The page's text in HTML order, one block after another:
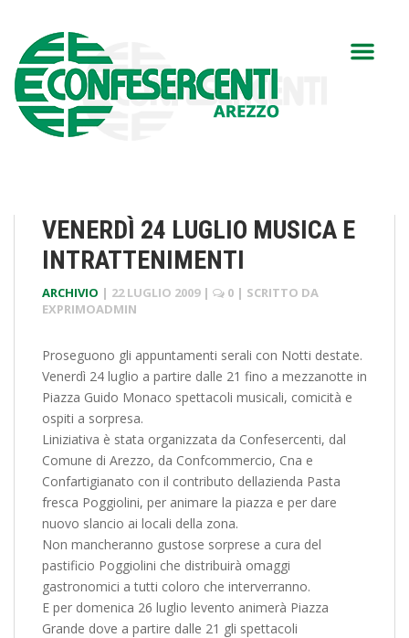
VENERDÌ 24 LUGLIO MUSICA E
INTRATTENIMENTI
ARCHIVIO | 22 LUGLIO 2009 | 0 | SCRITTO DA
EXPRIMOADMIN
Proseguono gli appuntamenti serali con Notti destate.
Venerdì 24 luglio a partire dalle 21 fino a mezzanotte in
Piazza Guido Monaco spettacoli musicali, comicità e
ospiti a sorpresa.
Liniziativa è stata organizzata da Confesercenti, dal
Comune di Arezzo, da Confcommercio, Cna e
Confartigianato con il contributo dellazienda Pasta
fresca Poggiolini, per animare la piazza e per dare
nuovo slancio ai locali della zona.
Non mancheranno gustose sorprese a cura del
pastificio Poggiolini che distribuirà omaggi
gastronomici a tutti coloro che interverranno.
E per domenica 26 luglio levento animerà Piazza
Grande dove a partire dalle 21 gli spettacoli